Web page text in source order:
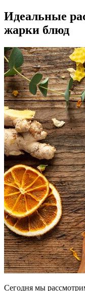
Идеальные
жарки блюд
Сегодня мы